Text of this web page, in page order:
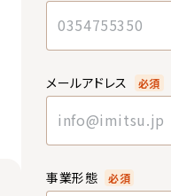
メールアドレス 必須
事業形態 必須